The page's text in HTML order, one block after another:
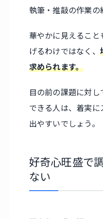
執筆・推敲の作業の
華やかに見えるこ
げるわけではなく、
求められます。
目の前の課題に対
できる人は、着実
出やすいでしょう。
好奇心旺盛で
ない